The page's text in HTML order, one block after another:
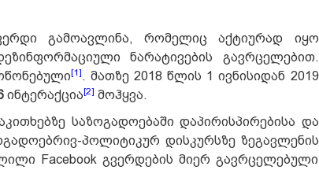
გამოავლინა, რომელიც აქტიურად იყო
ნარატივების გავრცელებით.
[1] . მათზე 2018 წლის 1 ივნისიდან 2019
ინტერაქცია[2] მოჰყვა.
საზოგადოებაში დაპირისპირებისა და
პოლიტიკურ დისკურსზე ზეგავლენის
Facebook გვერდების მიერ გავრცელებული